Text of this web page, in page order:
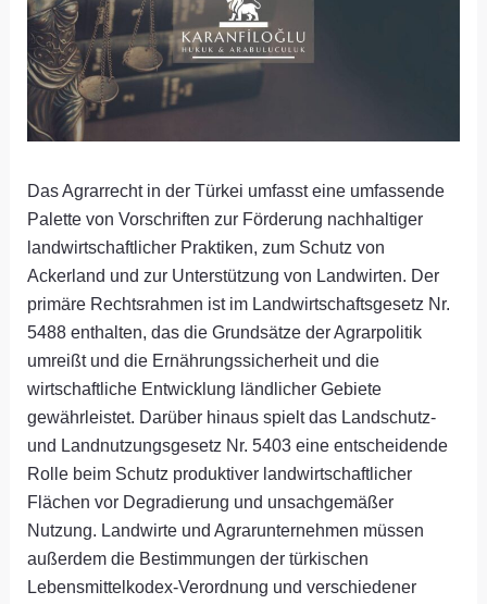
Das Agrarrecht in der Türkei umfasst eine umfassende
Palette von Vorschriften zur Förderung nachhaltiger
landwirtschaftlicher Praktiken, zum Schutz von
Ackerland und zur Unterstützung von Landwirten. Der
primäre Rechtsrahmen ist im Landwirtschaftsgesetz Nr.
5488 enthalten, das die Grundsätze der Agrarpolitik
umreißt und die Ernährungssicherheit und die
wirtschaftliche Entwicklung ländlicher Gebiete
gewährleistet. Darüber hinaus spielt das Landschutz-
und Landnutzungsgesetz Nr. 5403 eine entscheidende
Rolle beim Schutz produktiver landwirtschaftlicher
Flächen vor Degradierung und unsachgemäßer
Nutzung. Landwirte und Agrarunternehmen müssen
außerdem die Bestimmungen der türkischen
Lebensmittelkodex-Verordnung und verschiedener